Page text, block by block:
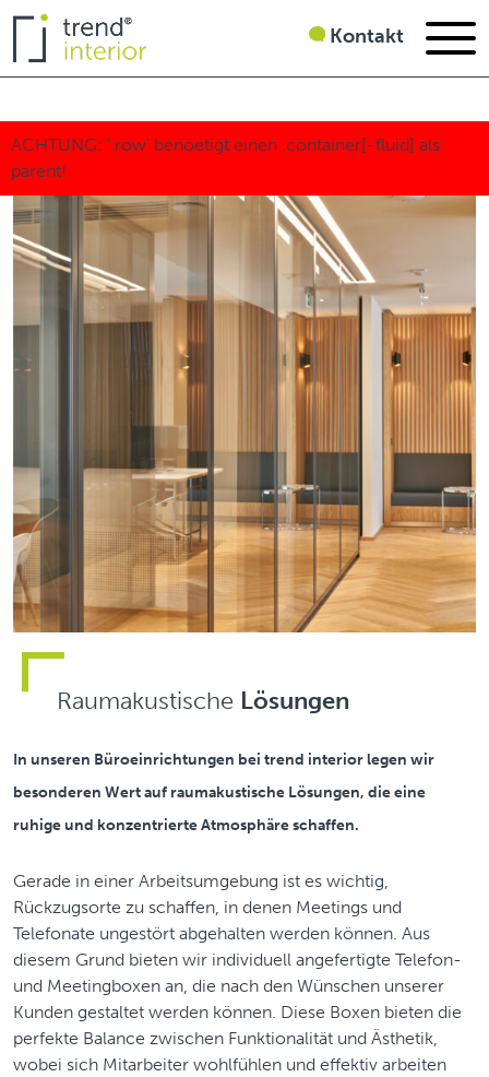
Kontakt
Raumakustische Lösungen
In unseren Büroeinrichtungen bei trend interior legen wir
besonderen Wert auf raumakustische Lösungen, die eine
ruhige und konzentrierte Atmosphäre schaffen.
Gerade in einer Arbeitsumgebung ist es wichtig,
Rückzugsorte zu schaffen, in denen Meetings und
Telefonate ungestört abgehalten werden können. Aus
diesem Grund bieten wir individuell angefertigte Telefon-
und Meetingboxen an, die nach den Wünschen unserer
Kunden gestaltet werden können. Diese Boxen bieten die
perfekte Balance zwischen Funktionalität und Ästhetik,
wobei sich Mitarbeiter wohlfühlen und effektiv arbeiten